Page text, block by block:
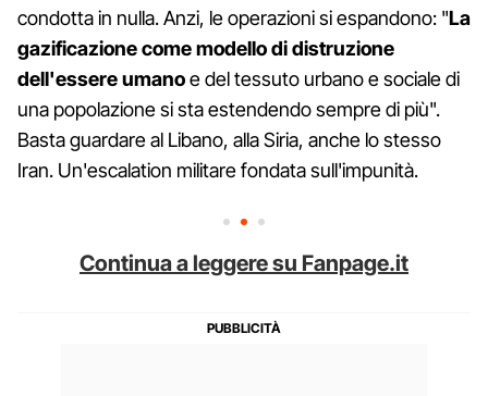
condotta in nulla. Anzi, le operazioni si espandono: "La
gazificazione come modello di distruzione
dell'essere umanoe del tessuto urbano e sociale di
una popolazione si sta estendendo sempre di più".
Basta guardare al Libano, alla Siria, anche lo stesso
Iran. Un'escalation militare fondata sull'impunità.
Continua a leggere su Fanpage.it